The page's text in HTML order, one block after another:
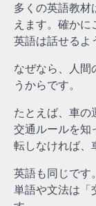
多くの英語教材
えます。確か
英語は話せるよ
なぜなら、人間
うからです。
たとえば、車の
交通ルールを知
転しなければ、
英語も同じです。
単語や文法は「